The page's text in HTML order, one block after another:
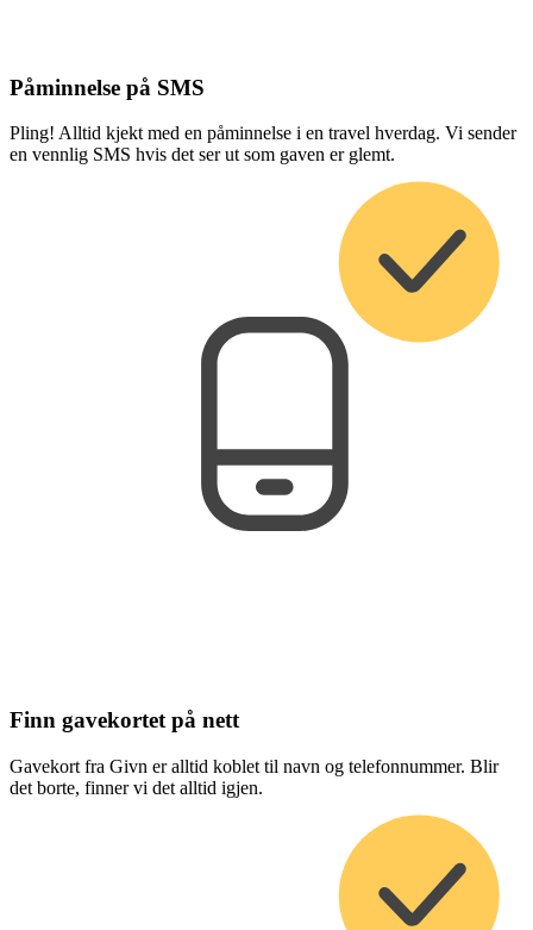
Påminnelse på SMS
Pling! Alltid kjekt med en påminnelse i en travel hverdag. Vi sender
en vennlig SMS hvis det ser ut som gaven er glemt.
Finn gavekortet på nett
Gavekort fra Givn er alltid koblet til navn og telefonnummer. Blir
det borte, finner vi det alltid igjen.